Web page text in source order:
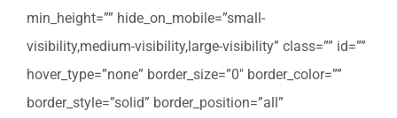
min_height=”” hide_on_mobile=”small-
visibility,medium-visibility,large-visibility” class=”” id=””
hover_type=”none” border_size=”0″ border_color=””
border_style=”solid” border_position=”all”